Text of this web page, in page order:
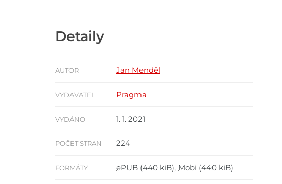
Detaily
AUTOR Jan Menděl
VYDAVATEL Pragma
VYDÁNO 1. 1. 2021
POČET STRAN 224
FORMÁTY ePUB (440 kiB), Mobi (440 kiB)